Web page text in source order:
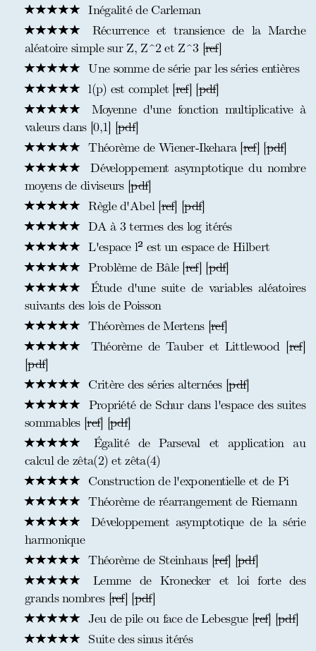
Inégalité de Carleman
Récurrence et transience de la Marche
aléatoire simple sur Z, Z^2 et Z^3 [ref]
Une somme de série par les séries entières
l(p) est complet [ref] [pdf]
Moyenne d'une fonction multiplicative à
valeurs dans [0,1] [pdf]
Théorème de Wiener-Ikehara [ref] [pdf]
Développement asymptotique du nombre
moyens de diviseurs [pdf]
Règle d'Abel [ref] [pdf]
DA à 3 termes des log itérés
L'espace l² est un espace de Hilbert
Problème de Bâle [ref] [pdf]
Étude d'une suite de variables aléatoires
suivants des lois de Poisson
Théorèmes de Mertens [ref]
Théorème de Tauber et Littlewood [ref]
[pdf]
Critère des séries alternées [pdf]
Propriété de Schur dans l'espace des suites
sommables [ref] [pdf]
Égalité de Parseval et application au
calcul de zêta(2) et zêta(4)
Construction de l'exponentielle et de Pi
Théorème de réarrangement de Riemann
Développement asymptotique de la série
harmonique
Théorème de Steinhaus [ref] [pdf]
Lemme de Kronecker et loi forte des
grands nombres [ref] [pdf]
Jeu de pile ou face de Lebesgue [ref] [pdf]
Suite des sinus itérés